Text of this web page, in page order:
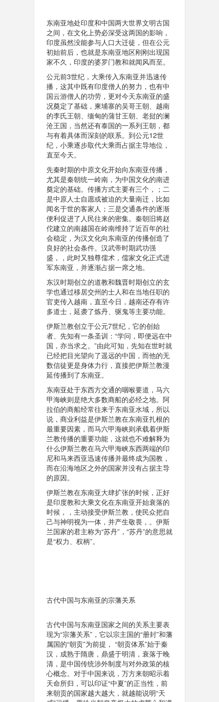
东南亚地处印度和中国两大世界文明古国
之间，在文化上势必深受这两国的影响，
印度虽然没能参与人口大迁徒，但在公元
初始前后，也就是东南亚地区刚刚出现国
家不久，印度的婆罗门教和就闻风而至。
公元前3世纪，大乘传入东南亚并迅速传
播，这其中既有印度僧人的努力，也有中
国云游僧人的功劳，更对今天东南亚的盛
况奠定了基础，柬埔寨的吴哥王朝、越南
的李氏王朝、缅甸的蒲甘王朝、老挝的澜
沧王国，当然还有泰国的一系列王朝，都
与有着具体而深刻的联系。到公元12世
纪，小乘逐步取代大乘而占据主导地位，
直至今天。
先秦时期的中原文化开始向东南亚传播，
尤其是秦朝统一岭南，为中国文化的南进
奠定的基础。传播方式主要有三个，；二
是中原人士自愿或被迫的大量南迁，比如
闻名于世的客家人；三是交通条件的逐渐
便利促进了人民往来的密集。秦朝旧将赵
佗建立的南越国在岭南维持了近百年的社
会稳定，为汉文化向东南亚的传播创造了
良好的社会条件。汉武帝时期武功强
盛，，此时又独尊儒术，儒家文化正式进
军东南亚，并逐渐占据一席之地。
东汉时期创立的道教和魏晋时期创立的玄
学也通过移居交州的士人和在当地任职的
官吏传入越南，直至今日，越南还存有许
多道士，延袭了炼丹、驱鬼等主要功能。
伊斯兰教创立于公元7世纪，它的创始
者、先知有一条圣训：“学问，即便远在中
国，亦当求之。”由此可知，先知在世时就
已经把目光望向了遥远的中国，而他的无
数信徒更是身体力行，直接把伊斯兰教漫
延传播到了东南亚。
东南亚处于东西方交通的咽喉要道，马六
甲海峡则是绝大多数商船的必经之地。阿
拉伯的商船经常往来于东南亚水域，所以
说，商业利益是伊斯兰教在东南亚扎根的
最重要因素，而马六甲海峡则承载着伊斯
兰教传播的重要功能，这就也不难解释为
什么伊斯兰教在马六甲海峡东西两端的印
尼和马来西亚迅速传播并最终成为国教，
而在沿海地区之外的国家并没有占据主导
的原因。
伊斯兰教在东南亚大肆扩张的时候，正好
是印度教和大乘文化在东南亚开始衰落的
时候，，主动接受伊斯兰教，使民众把自
己与神明视为一体，并产生敬畏，。伊斯
兰国家的君主称为“苏丹”，“苏丹”的意思就
是“权力、权柄”。
古代中国与东南亚的宗藩关系
古代中国与东南亚国家之间的关系主要表
现为“宗藩关系”，它以宗主国的“册封”和藩
属国的“朝贡”为前提， “朝贡体系”始于秦
汉，成熟于隋唐，鼎盛于明清，衰落于晚
清，是中国传统涉外制度与对外政策的核
心概念。对于中国来说，万方来朝昭示着
天命所归，可以印证“中夏”的正当性，前
来朝贡的国家越大越大，就越能说明“天